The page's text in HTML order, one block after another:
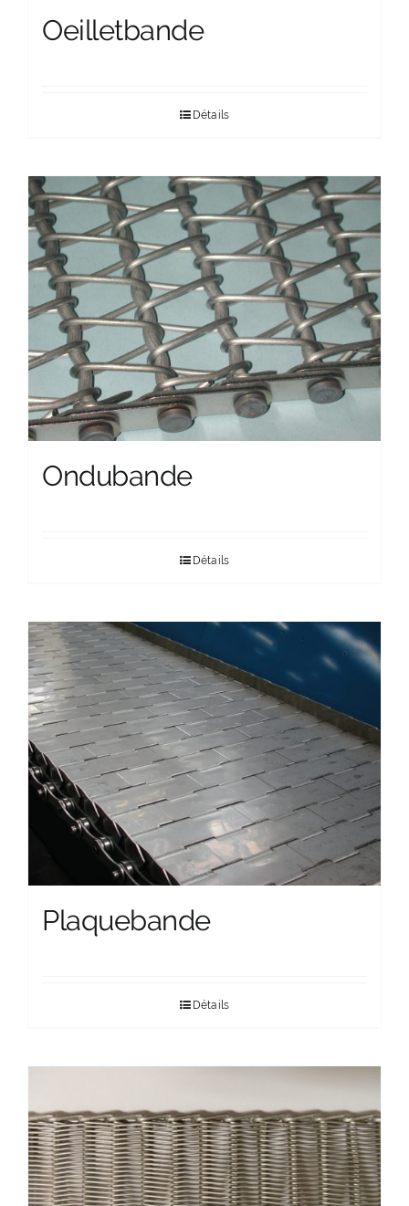
Oeilletbande
Détails
Ondubande
Détails
Plaquebande
Détails